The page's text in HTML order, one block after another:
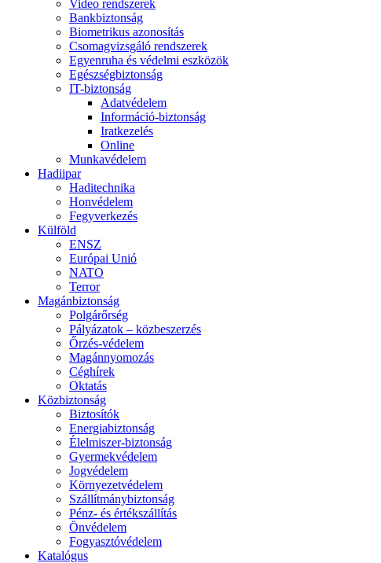
Video rendszerek
Bankbiztonság
Biometrikus azonosítás
Csomagvizsgáló rendszerek
Egyenruha és védelmi eszközök
Egészségbiztonság
IT-biztonság
Adatvédelem
Információ-biztonság
Iratkezelés
Online
Munkavédelem
Hadiipar
Haditechnika
Honvédelem
Fegyverkezés
Külföld
ENSZ
Európai Unió
NATO
Terror
Magánbiztonság
Polgárőrség
Pályázatok – közbeszerzés
Őrzés-védelem
Magánnyomozás
Céghírek
Oktatás
Közbiztonság
Biztosítók
Energiabiztonság
Élelmiszer-biztonság
Gyermekvédelem
Jogvédelem
Környezetvédelem
Szállítmánybiztonság
Pénz- és értékszállítás
Önvédelem
Fogyasztóvédelem
Katalógus